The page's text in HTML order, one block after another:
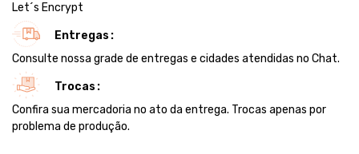
Let´s Encrypt
Entregas
Consulte nossa grade de entregas e cidades atendidas no Chat.
Trocas
Confira sua mercadoria no ato da entrega. Trocas apenas por
problema de produção.